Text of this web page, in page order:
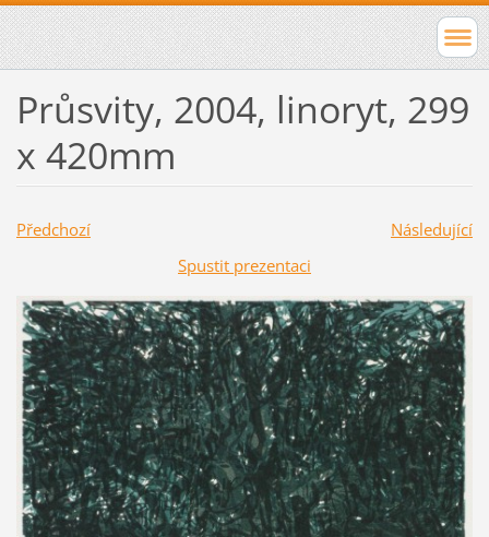
Průsvity, 2004, linoryt, 299
x 420mm
Předchozí
Následující
Spustit prezentaci